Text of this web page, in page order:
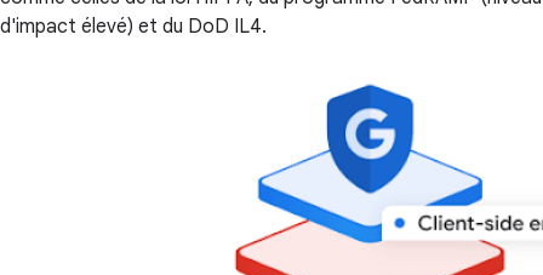
d'impact élevé) et du DoD IL4.